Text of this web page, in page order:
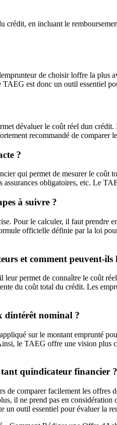
en incluant le
de choisir loffre la
est donc un outil essentiel
dévaluer le coût réel dun
recommandé de
?
qui permet de mesurer le coût
obligatoires, etc. Le
à suivre ?
Pour le calculer, il faut prendre
officielle définie par la loi
et comment peuvent-ils
permet de connaître le coût
du coût total du crédit. Les
dintérêt nominal ?
sur le montant emprunté
le TAEG offre une vision
tant quindicateur financier ?
de comparer facilement les
il ne prend pas en
un outil essentiel pour évaluer la